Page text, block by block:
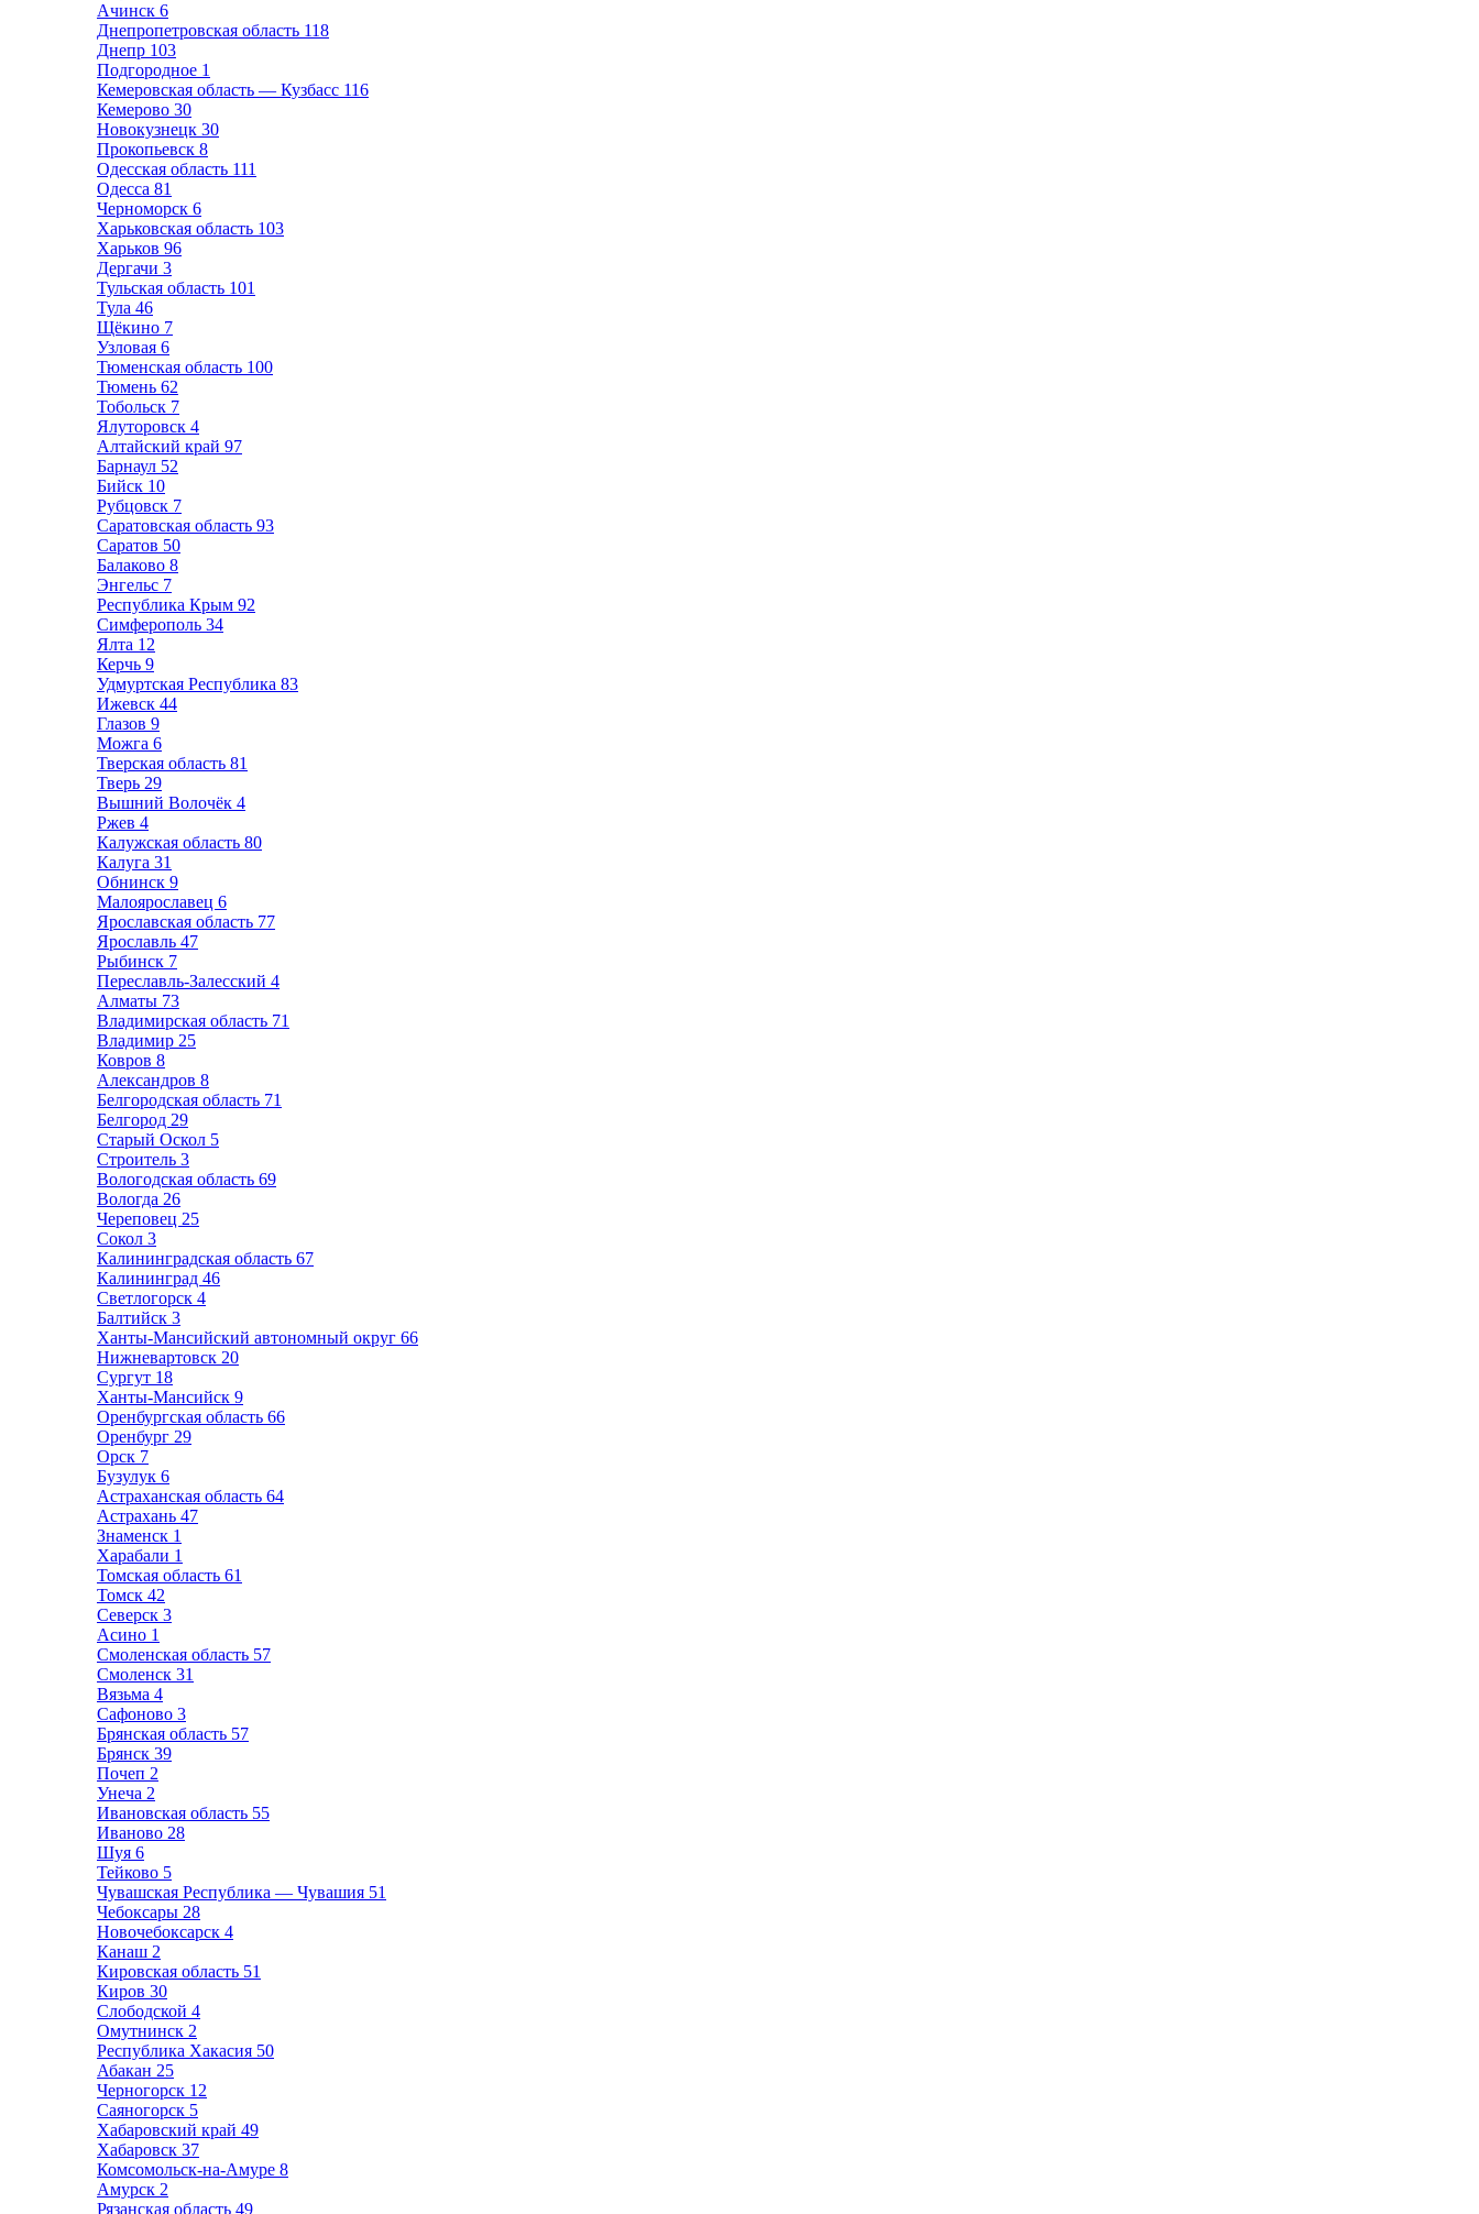
Ачинск 6
Днепропетровская область 118
Днепр 103
Подгородное 1
Кемеровская область — Кузбасс 116
Кемерово 30
Новокузнецк 30
Прокопьевск 8
Одесская область 111
Одесса 81
Черноморск 6
Харьковская область 103
Харьков 96
Дергачи 3
Тульская область 101
Тула 46
Щёкино 7
Узловая 6
Тюменская область 100
Тюмень 62
Тобольск 7
Ялуторовск 4
Алтайский край 97
Барнаул 52
Бийск 10
Рубцовск 7
Саратовская область 93
Саратов 50
Балаково 8
Энгельс 7
Республика Крым 92
Симферополь 34
Ялта 12
Керчь 9
Удмуртская Республика 83
Ижевск 44
Глазов 9
Можга 6
Тверская область 81
Тверь 29
Вышний Волочёк 4
Ржев 4
Калужская область 80
Калуга 31
Обнинск 9
Малоярославец 6
Ярославская область 77
Ярославль 47
Рыбинск 7
Переславль-Залесский 4
Алматы 73
Владимирская область 71
Владимир 25
Ковров 8
Александров 8
Белгородская область 71
Белгород 29
Старый Оскол 5
Строитель 3
Вологодская область 69
Вологда 26
Череповец 25
Сокол 3
Калининградская область 67
Калининград 46
Светлогорск 4
Балтийск 3
Ханты-Мансийский автономный округ 66
Нижневартовск 20
Сургут 18
Ханты-Мансийск 9
Оренбургская область 66
Оренбург 29
Орск 7
Бузулук 6
Астраханская область 64
Астрахань 47
Знаменск 1
Харабали 1
Томская область 61
Томск 42
Северск 3
Асино 1
Смоленская область 57
Смоленск 31
Вязьма 4
Сафоново 3
Брянская область 57
Брянск 39
Почеп 2
Унеча 2
Ивановская область 55
Иваново 28
Шуя 6
Тейково 5
Чувашская Республика — Чувашия 51
Чебоксары 28
Новочебоксарск 4
Канаш 2
Кировская область 51
Киров 30
Слободской 4
Омутнинск 2
Республика Хакасия 50
Абакан 25
Черногорск 12
Саяногорск 5
Хабаровский край 49
Хабаровск 37
Комсомольск-на-Амуре 8
Амурск 2
Рязанская область 49